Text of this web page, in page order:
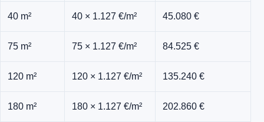
40 m² 40 × 1.127 €/m² 45.080 €
75 m² 75 × 1.127 €/m² 84.525 €
120 m² 120 × 1.127 €/m² 135.240 €
180 m² 180 × 1.127 €/m² 202.860 €